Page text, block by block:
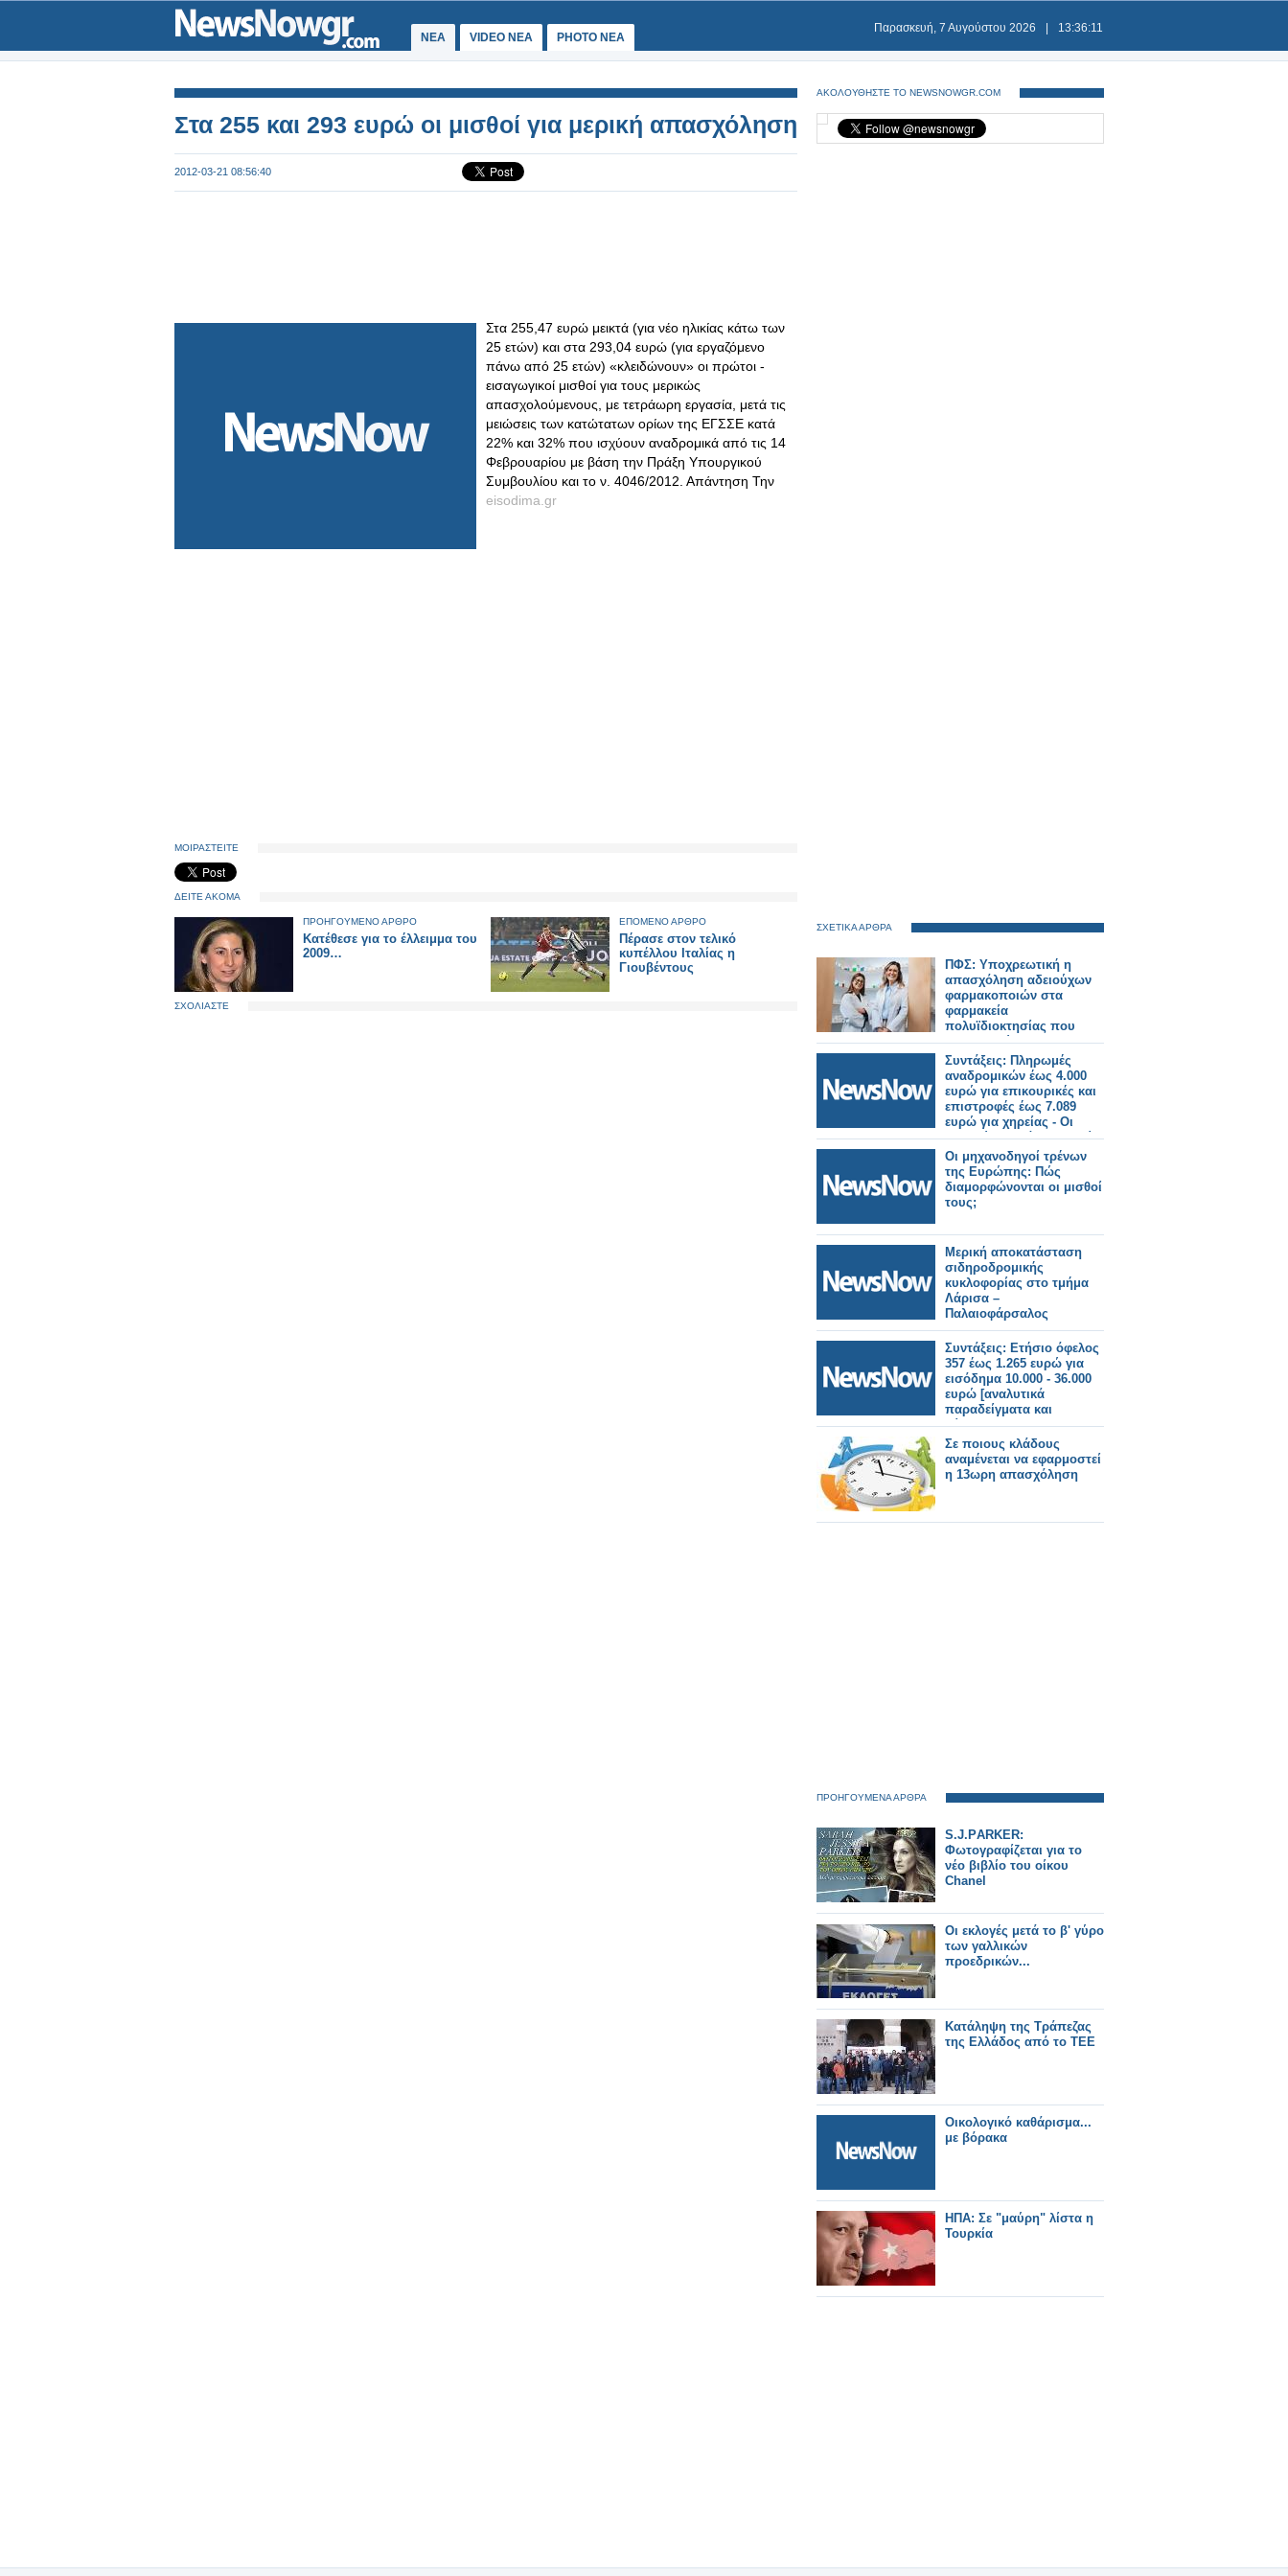
ΝΕΑ VIDEO NEA PHOTO NEA
Παρασκευή, 7 Αυγούστου 2026 13:36:11
Στα 255 και 293 ευρώ οι μισθοί για μερική απασχόληση
2012-03-21 08:56:40
Στα 255,47 ευρώ μεικτά (για νέο ηλικίας κάτω των
25 ετών) και στα 293,04 ευρώ (για εργαζόμενο
πάνω από 25 ετών) «κλειδώνουν» οι πρώτοι -
εισαγωγικοί μισθοί για τους μερικώς
απασχολούμενους, με τετράωρη εργασία, μετά τις
μειώσεις των κατώτατων ορίων της ΕΓΣΣΕ κατά
22% και 32% που ισχύουν αναδρομικά από τις 14
Φεβρουαρίου με βάση την Πράξη Υπουργικού
Συμβουλίου και το ν. 4046/2012. Απάντηση Την
eisodima.gr
ΜΟΙΡΑΣΤΕΙΤΕ
ΔΕΙΤΕ ΑΚΟΜΑ
ΠΡΟΗΓΟΥΜΕΝΟ ΑΡΘΡΟ
Κατέθεσε για το έλλειμμα του
2009…
ΕΠΟΜΕΝΟ ΑΡΘΡΟ
Πέρασε στον τελικό
κυπέλλου Ιταλίας η
Γιουβέντους
ΣΧΟΛΙΑΣΤΕ
ΑΚΟΛΟΥΘΗΣΤΕ ΤΟ NEWSNOWGR.COM
ΣΧΕΤΙΚΑ ΑΡΘΡΑ
ΠΦΣ: Υποχρεωτική η
απασχόληση αδειούχων
φαρμακοποιών στα
φαρμακεία
πολυϊδιοκτησίας που
λειτουργούν με
διευρυμένο ωράριο
Συντάξεις: Πληρωμές
αναδρομικών έως 4.000
ευρώ για επικουρικές και
επιστροφές έως 7.089
ευρώ για χηρείας - Οι
δικαιούχοι ανά κατηγορία.
Οι μηχανοδηγοί τρένων
της Ευρώπης: Πώς
διαμορφώνονται οι μισθοί
τους;
Μερική αποκατάσταση
σιδηροδρομικής
κυκλοφορίας στο τμήμα
Λάρισα –
Παλαιοφάρσαλος
Συντάξεις: Ετήσιο όφελος
357 έως 1.265 ευρώ για
εισόδημα 10.000 - 36.000
ευρώ [αναλυτικά
παραδείγματα και
πίνακες]
Σε ποιους κλάδους
αναμένεται να εφαρμοστεί
η 13ωρη απασχόληση
ΠΡΟΗΓΟΥΜΕΝΑ ΑΡΘΡΑ
S.J.PΑRΚΕR:
Φωτογραφίζεται για το
νέο βιβλίο του οίκου
Chanel
Οι εκλογές μετά το β' γύρο
των γαλλικών
προεδρικών...
Κατάληψη της Τράπεζας
της Ελλάδος από το ΤΕΕ
Οικολογικό καθάρισμα...
με βόρακα
ΗΠΑ: Σε "μαύρη" λίστα η
Τουρκία